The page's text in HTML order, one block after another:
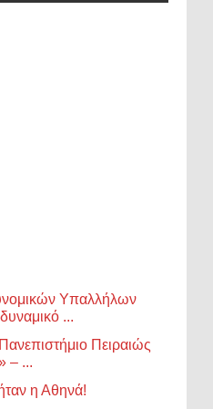
Υπαλλήλων
...
Πειραιώς
– ...
η Αθηνά!